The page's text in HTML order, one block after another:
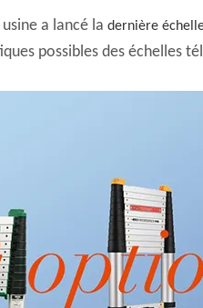
a lancé ladernière
possibles des échelles